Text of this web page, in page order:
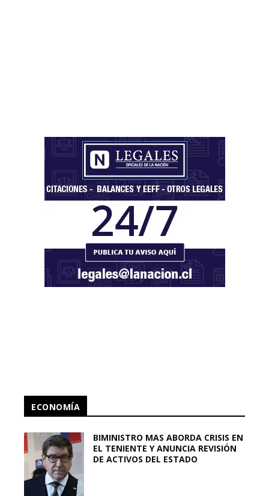
ECONOMÍA
BIMINISTRO MAS ABORDA CRISIS EN
EL TENIENTE Y ANUNCIA REVISIÓN
DE ACTIVOS DEL ESTADO